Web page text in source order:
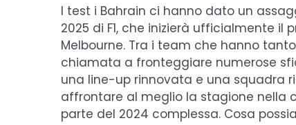
I test i Bahrain ci hanno dato un
2025 di F1, che inizierà ufficialmente il
Melbourne. Tra i team che hanno
chiamata a fronteggiare numerose
una line-up rinnovata e una squadra
affrontare al meglio la stagione nella
parte del 2024 complessa. Cosa